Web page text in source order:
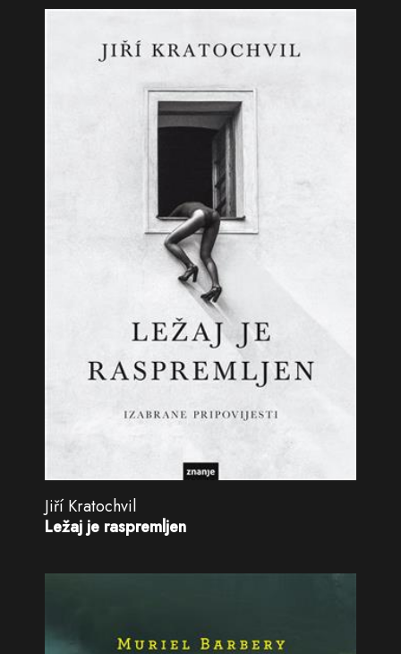
Jiří Kratochvil
Ležaj je raspremljen